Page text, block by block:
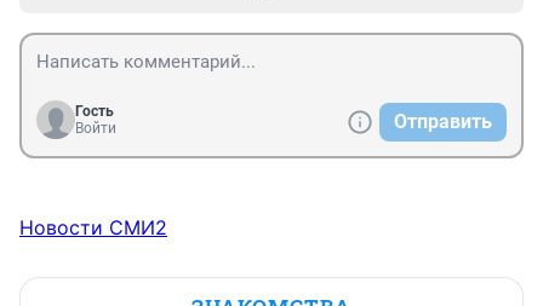
Гость
Войти
Отправить
Новости СМИ2